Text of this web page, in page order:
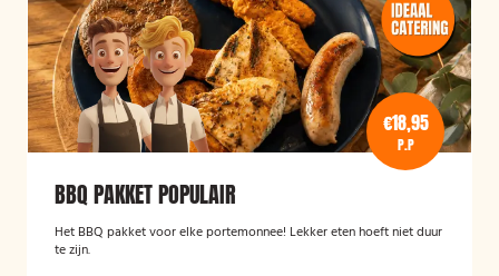
€18,95
P.P
BBQ PAKKET POPULAIR
Het BBQ pakket voor elke portemonnee! Lekker eten hoeft niet duur
te zijn.